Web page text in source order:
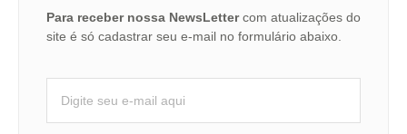
Para receber nossa NewsLettercom atualizações do
site é só cadastrar seu e-mail no formulário abaixo.